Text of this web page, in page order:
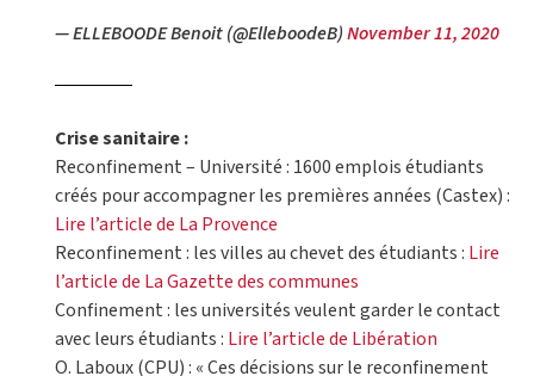
— ELLEBOODE Benoit (@ElleboodeB)November 11, 2020
Crise sanitaire :
Reconfinement – Université : 1600 emplois étudiants
créés pour accompagner les premières années (Castex) :
Lire l’article de La Provence
Reconfinement : les villes au chevet des étudiants : Lire
l’article de La Gazette des communes
Confinement : les universités veulent garder le contact
avec leurs étudiants : Lire l’article de Libération
O. Laboux (CPU) : « Ces décisions sur le reconfinement